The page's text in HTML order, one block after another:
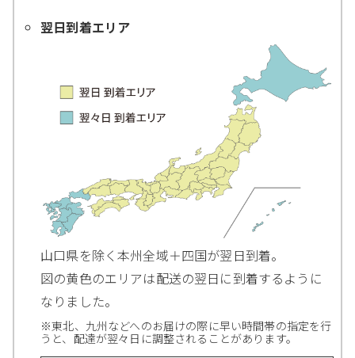
翌日到着エリア
山口県を除く本州全域＋四国が翌日到着。
図の黄色のエリアは配送の翌日に到着するように
なりました。
※東北、九州などへのお届けの際に早い時間帯の指定を行
うと、配達が翌々日に調整されることがあります。